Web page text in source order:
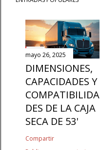
mayo 26, 2025
DIMENSIONES,
CAPACIDADES Y
COMPATIBILIDA
DES DE LA CAJA
SECA DE 53'
Compartir